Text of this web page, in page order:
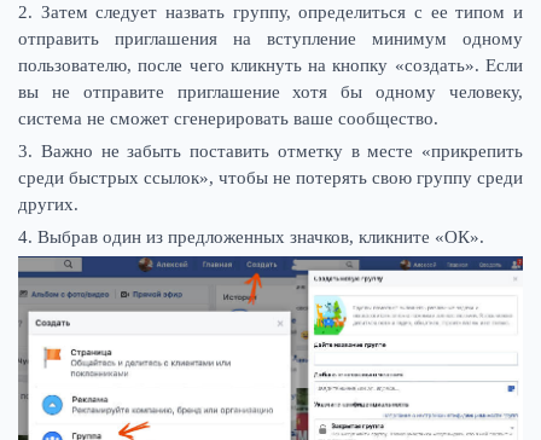
2. Затем следует назвать группу, определиться с ее типом и
отправить приглашения на вступление минимум одному
пользователю, после чего кликнуть на кнопку «создать». Если
вы не отправите приглашение хотя бы одному человеку,
система не сможет сгенерировать ваше сообщество.
3. Важно не забыть поставить отметку в месте «прикрепить
среди быстрых ссылок», чтобы не потерять свою группу среди
других.
4. Выбрав один из предложенных значков, кликните «ОК».